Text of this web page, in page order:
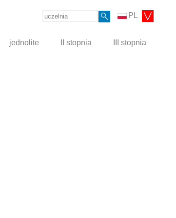
PL
jednolite II stopnia III stopnia